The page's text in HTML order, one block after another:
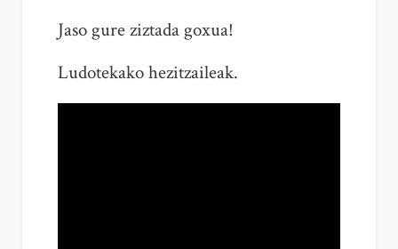
Jaso gure ziztada goxua!
Ludotekako hezitzaileak.